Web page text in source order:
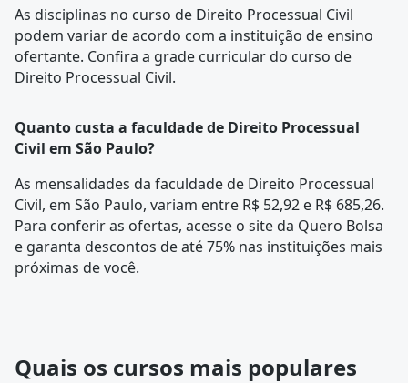
As disciplinas no curso de Direito Processual Civil
podem variar de acordo com a instituição de ensino
ofertante. Confira a grade curriculardo curso de
Direito Processual Civil.
Quanto custa a faculdade de Direito Processual
Civil em São Paulo?
As mensalidades da faculdade de Direito Processual
Civil, em São Paulo, variam entre R$ 52,92 e R$ 685,26.
Para conferir as ofertas, acesse o site da Quero Bolsa
e garanta descontos de até 75% nas instituições mais
próximas de você.
Quais os cursos mais populares